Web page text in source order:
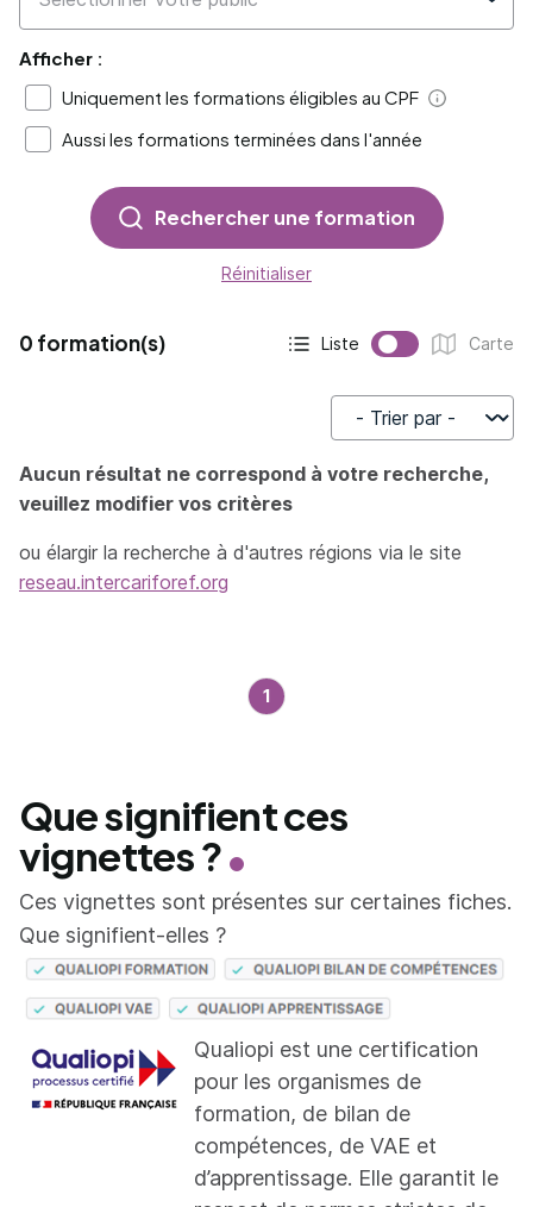
Afficher :
Uniquement les formations éligibles au CPF
Aide
Aussi les formations terminées dans l'année
Rechercher une formation
Réinitialiser
0 formation(s)
Affichage actif :
Liste
Affichage :
Carte
Trier par
Aucun résultat ne correspond à votre recherche,
veuillez modifier vos critères
ou élargir la recherche à d'autres régions via le site
reseau.intercariforef.org
1
Que signifient ces
vignettes ?
Ces vignettes sont présentes sur certaines fiches.
Que signifient-elles ?
Qualiopi est une certification
pour les organismes de
formation, de bilan de
compétences, de VAE et
d’apprentissage. Elle garantit le